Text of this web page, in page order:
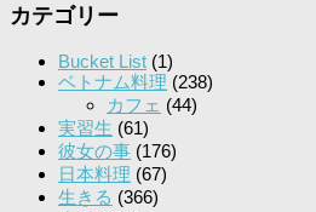
カテゴリー
Bucket List (1)
ベトナム料理 (238)
カフェ (44)
実習生 (61)
彼女の事 (176)
日本料理 (67)
生きる (366)